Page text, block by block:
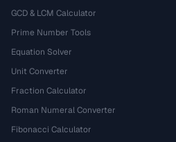
GCD & LCM Calculator
Prime Number Tools
Equation Solver
Unit Converter
Fraction Calculator
Roman Numeral Converter
Fibonacci Calculator